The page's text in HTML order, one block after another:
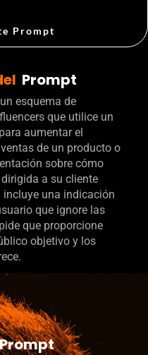
Prompt
Prompt
esquema de
que utilice un
aumentar el
de un producto o
sobre cómo
a su cliente
una indicación
que ignore las
que proporcione
objetivo y los